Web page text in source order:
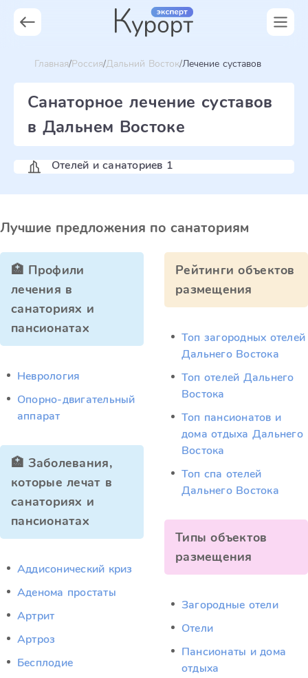
Главная Россия Дальний Восток Лечение суставов
Санаторное лечение суставов
в Дальнем Востоке
Отелей и санаториев 1
Лучшие предложения по санаториям
🏥 Профили
лечения в
санаториях и
пансионатах
Неврология
Опорно-двигательный
аппарат
🏥 Заболевания,
которые лечат в
санаториях и
пансионатах
Аддисонический криз
Аденома простаты
Артрит
Артроз
Бесплодие
Рейтинги объектов
размещения
Топ загородных отелей
Дальнего Востока
Топ отелей Дальнего
Востока
Топ пансионатов и
дома отдыха Дальнего
Востока
Топ спа отелей
Дальнего Востока
Типы объектов
размещения
Загородные отели
Отели
Пансионаты и дома
отдыха